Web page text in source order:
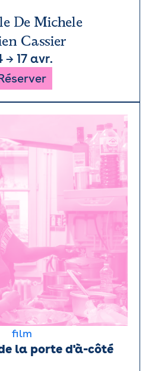
De Michele
Cassier
→ 17 avr.
film
la porte d'à-côté